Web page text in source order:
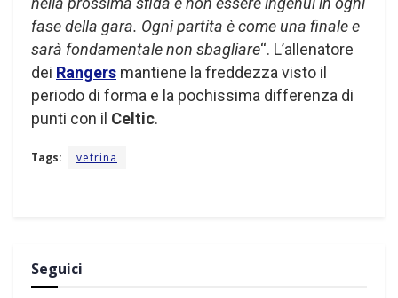
fase della gara. Ogni partita è come una finale e
sarà fondamentalenon sbagliare“. L’allenatore
dei Rangers mantiene la freddezza visto il
periodo di forma e la pochissima differenza di
punti con il Celtic.
Tags: vetrina
Seguici